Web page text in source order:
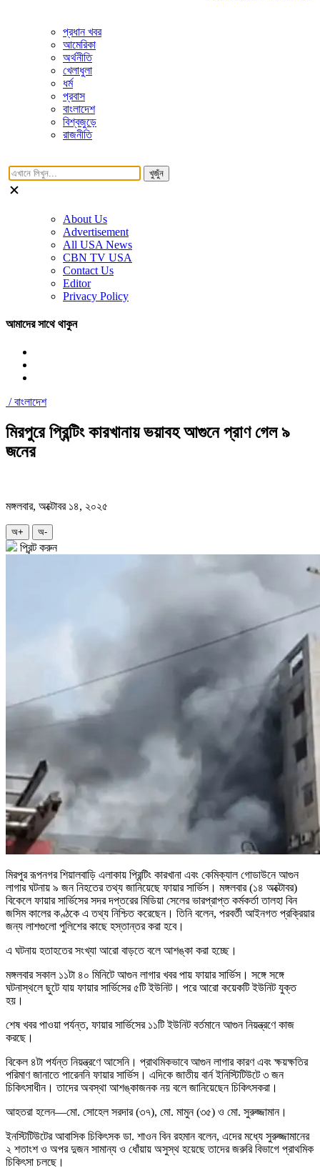
প্রধান খবর
আমেরিকা
অর্থনীতি
খেলাধুলা
ধর্ম
প্রবাস
বাংলাদেশ
বিশ্বজুড়ে
রাজনীতি
খুজুঁন
About Us
Advertisement
All USA News
CBN TV USA
Contact Us
Editor
Privacy Policy
আমাদের সাথে থাকুন
/বাংলাদেশ
মিরপুরে প্রিন্টিং কারখানায় ভয়াবহ আগুনে প্রাণ গেল ৯
জনের
মঙ্গলবার, অক্টোবর ১৪, ২০২৫
অ+ অ-
প্রিন্ট করুন
মিরপুর রূপনগর শিয়ালবাড়ি এলাকায় প্রিন্টিং কারখানা এবং কেমিক্যাল গোডাউনে আগুন
লাগার ঘটনায় ৯ জন নিহতের তথ্য জানিয়েছে ফায়ার সার্ভিস। মঙ্গলবার (১৪ অক্টোবর)
বিকেলে ফায়ার সার্ভিসের সদর দপ্তরের মিডিয়া সেলের ভারপ্রাপ্ত কর্মকর্তা তালহা বিন
জসিম কালের কণ্ঠকে এ তথ্য নিশ্চিত করেছেন। তিনি বলেন, পরবর্তী আইনগত প্রক্রিয়ার
জন্য লাশগুলো পুলিশের কাছে হস্তান্তর করা হবে।
এ ঘটনায় হতাহতের সংখ্যা আরো বাড়তে বলে আশঙ্কা করা হচ্ছে।
মঙ্গলবার সকাল ১১টা ৪০ মিনিটে আগুন লাগার খবর পায় ফায়ার সার্ভিস। সঙ্গে সঙ্গে
ঘটনাস্থলে ছুটে যায় ফায়ার সার্ভিসের ৫টি ইউনিট। পরে আরো কয়েকটি ইউনিট যুক্ত
হয়।
শেষ খবর পাওয়া পর্যন্ত, ফায়ার সার্ভিসের ১১টি ইউনিট বর্তমানে আগুন নিয়ন্ত্রণে কাজ
করছে।
বিকেল ৪টা পর্যন্ত নিয়ন্ত্রণে আসেনি। প্রাথমিকভাবে আগুন লাগার কারণ এবং ক্ষয়ক্ষতির
পরিমাণ জানাতে পারেননি ফায়ার সার্ভিস। এদিকে জাতীয় বার্ন ইনিস্টিটিউটে ৩ জন
চিকিৎসাধীন। তাদের অবস্থা আশঙ্কাজনক নয় বলে জানিয়েছেন চিকিৎসকরা।
আহতরা হলেন—মো. সোহেল সরদার (৩৭), মো. মামুন (৩৫) ও মো. সুরুজ্জামান।
ইনস্টিটিউটের আবাসিক চিকিৎসক ডা. শাওন বিন রহমান বলেন, এদের মধ্যে সুরুজ্জামানের
২ শতাংশ ও অপর দুজন সামান্য ও ধোঁয়ায় অসুস্থ হয়েছে তাদের জরুরি বিভাগে প্রাথমিক
চিকিৎসা চলছে।